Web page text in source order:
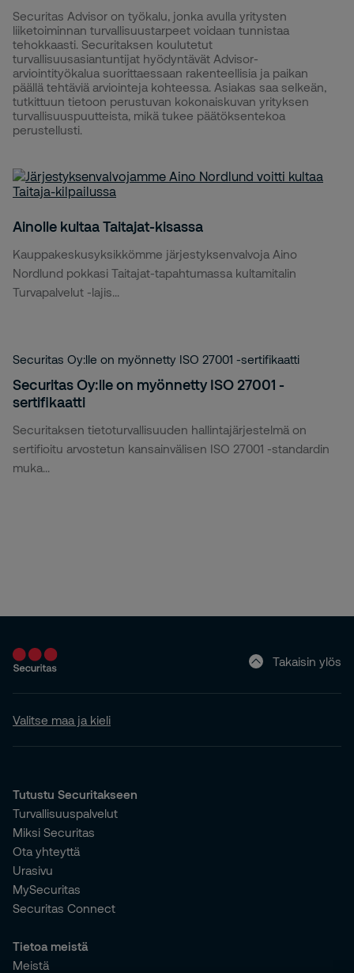
Securitas Advisor on työkalu, jonka avulla yritysten
liiketoiminnan turvallisuustarpeet voidaan tunnistaa
tehokkaasti. Securitaksen koulutetut
turvallisuusasiantuntijat hyödyntävät Advisor-
arviointityökalua suorittaessaan rakenteellisia ja paikan
päällä tehtäviä arviointeja kohteessa. Asiakas saa selkeän,
tutkittuun tietoon perustuvan kokonaiskuvan yrityksen
turvallisuuspuutteista, mikä tukee päätöksentekoa
perustellusti.
Ainolle kultaa Taitajat-kisassa
Kauppakeskusyksikkömme järjestyksenvalvoja Aino
Nordlund pokkasi Taitajat-tapahtumassa kultamitalin
Turvapalvelut -lajis...
Securitas Oy:lle on myönnetty ISO 27001 -sertifikaatti
Securitas Oy:lle on myönnetty ISO 27001 -
sertifikaatti
Securitaksen tietoturvallisuuden hallintajärjestelmä on
sertifioitu arvostetun kansainvälisen ISO 27001 -standardin
muka...
Takaisin ylös
Valitse maa ja kieli
Tutustu Securitakseen
Turvallisuuspalvelut
Miksi Securitas
Ota yhteyttä
Urasivu
MySecuritas
Securitas Connect
Tietoa meistä
Meistä